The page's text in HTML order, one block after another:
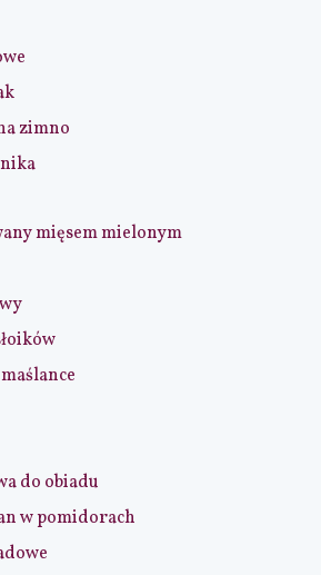
zimno
mięsem mielonym
do obiadu
w pomidorach